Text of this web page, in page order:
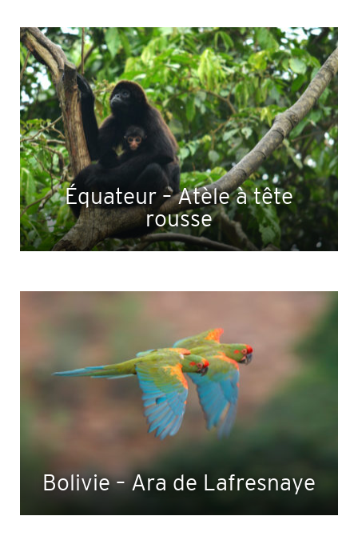
Équateur – Atèle à tête
rousse
Bolivie – Ara de Lafresnaye